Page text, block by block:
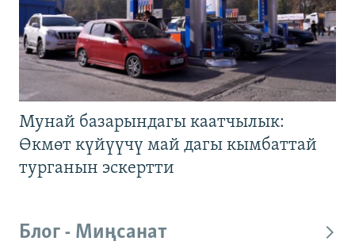
Мунай базарындагы каатчылык:
Өкмөт күйүүчү май дагы кымбаттай
турганын эскертти
Блог - Миңсанат